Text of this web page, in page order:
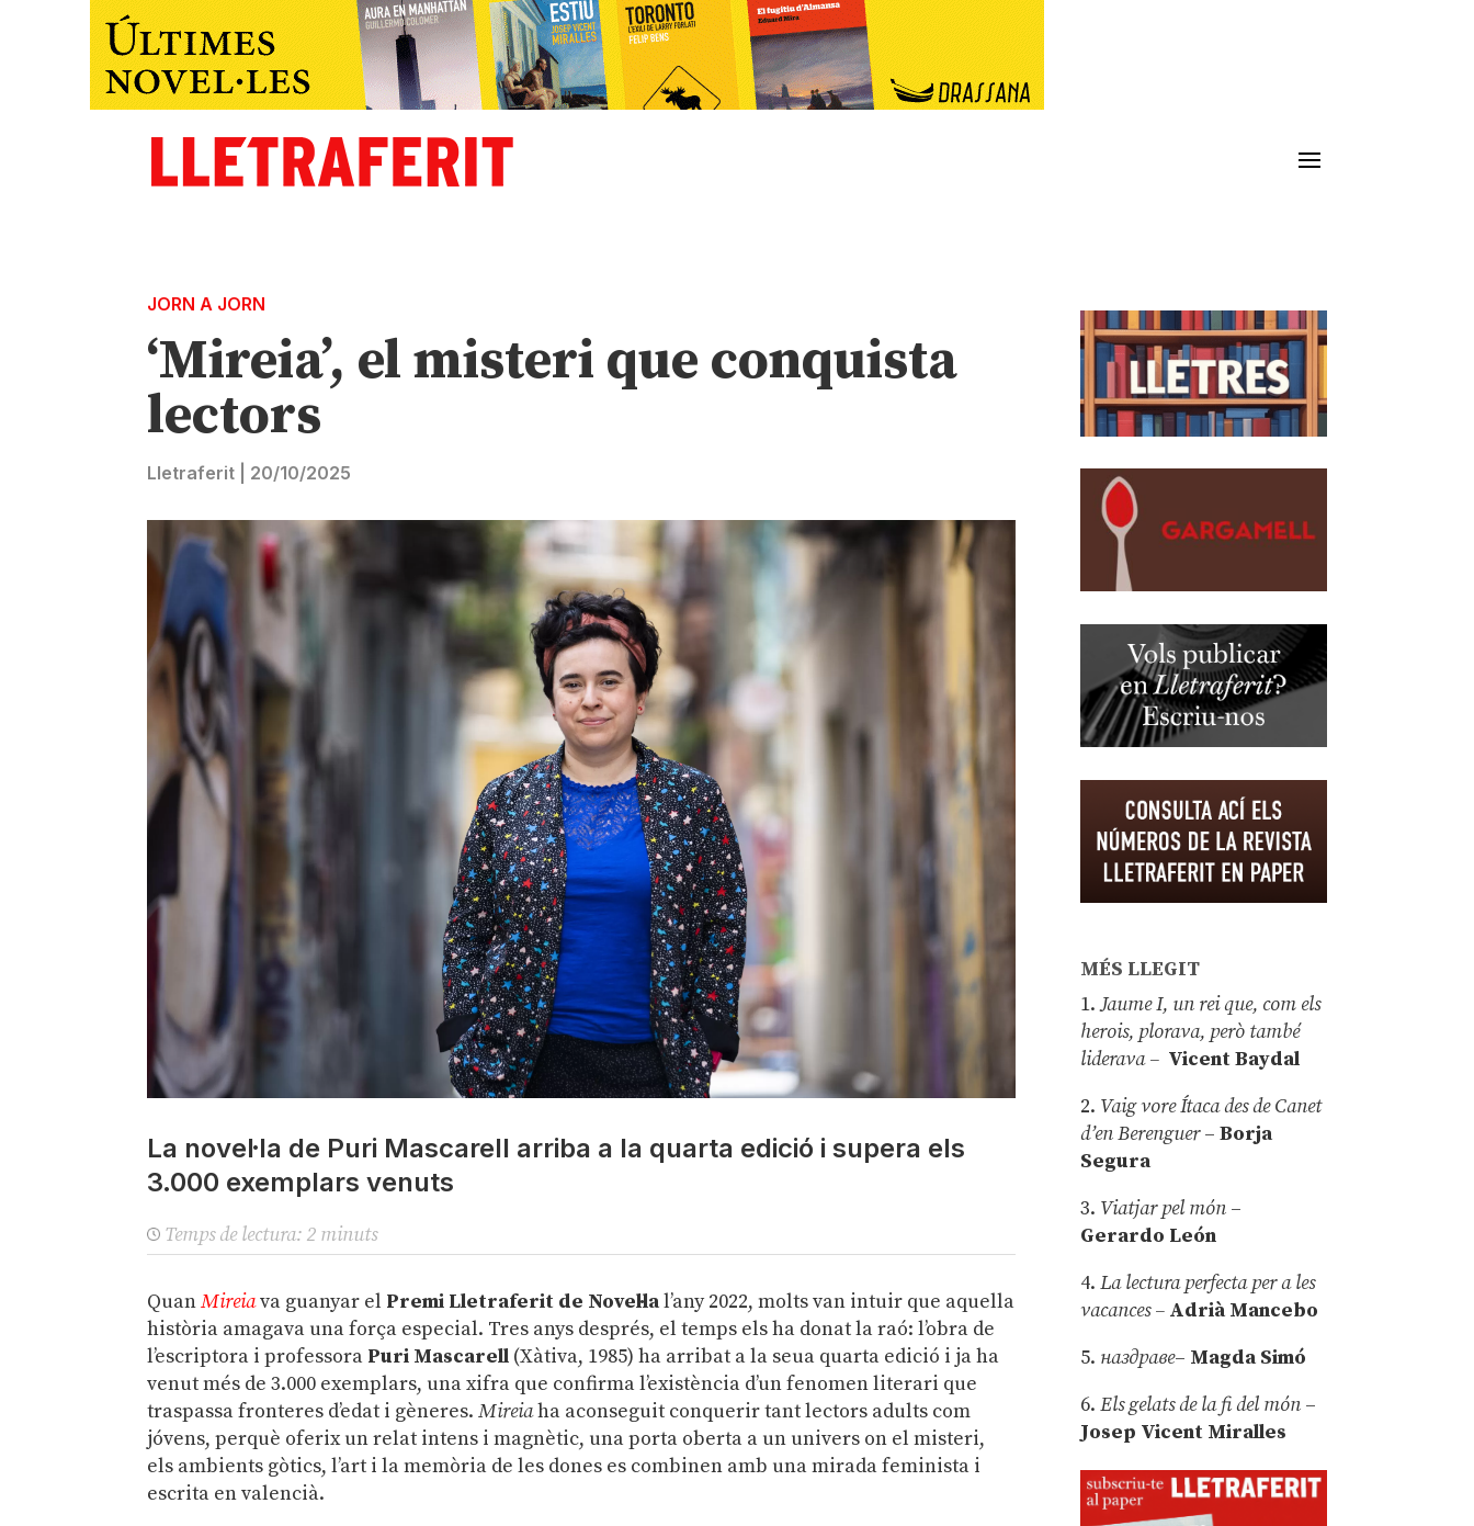
JORN A JORN
‘Mireia’, el misteri que conquista
lectors
Lletraferit 20/10/2025
La novel·la de Puri Mascarell arriba a la quarta edició i supera els
3.000 exemplars venuts
Temps de lectura: 2 minuts
QuanMireiava guanyar el Premi Lletraferit de Novel·lal’any 2022, molts van intuir que aquella
història amagava una força especial. Tres anys després, el temps els ha donat la raó: l’obra de
l’escriptora i professora Puri Mascarell (Xàtiva, 1985) ha arribat a la seua quarta edició i ja ha
venut més de 3.000 exemplars, una xifra que confirma l’existència d’un fenomen literari que
traspassa fronteres d’edat i gèneres.Mireiaha aconseguit conquerir tant lectors adults com
jóvens, perquè oferix un relat intens i magnètic, una porta oberta a un univers on el misteri,
els ambients gòtics, l’art i la memòria de les dones es combinen amb una mirada feminista i
escrita en valencià.
MÉS LLEGIT
1.Jaume I, un rei que, com els
herois, plorava, però també
liderava – Vicent Baydal
2. Vaig vore Ítaca des de Canet
d’en Berenguer–Borja
Segura
3. Viatjar pel món –
Gerardo León
4.La lectura perfecta per a les
vacances – Adrià Mancebo
5. наздраве– Magda Simó
6.Els gelats de la fi del món –
Josep Vicent Miralles